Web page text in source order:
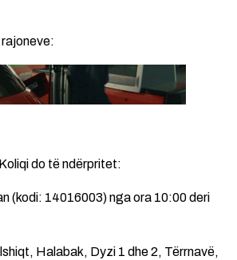
do të ndërpritet:
(kodi: 14016003) nga ora 10:00 deri
Halabak, Dyzi 1 dhe 2, Tërrnavë,